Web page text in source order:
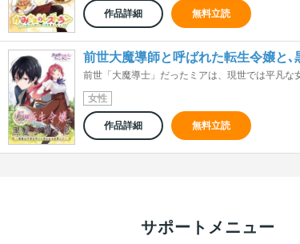
作品詳細 無料立読
前世大魔導師と呼ばれた転生令嬢と
前世「大魔導士」だったミアは、現世では平凡な
女性
作品詳細 無料立読
サポートメニュー